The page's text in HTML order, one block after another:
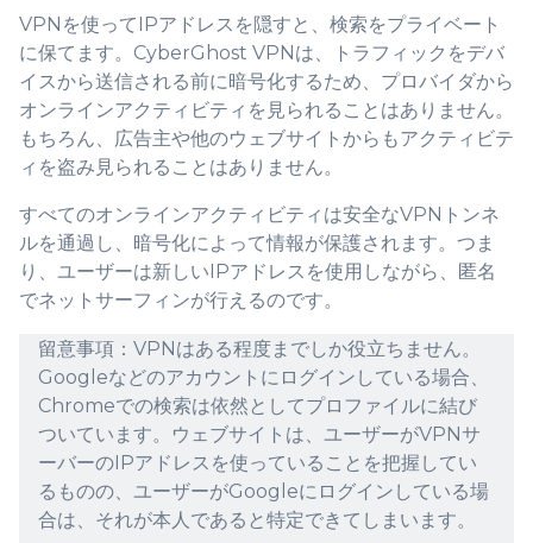
VPNを使ってIPアドレスを隠すと、検索をプライベート
に保てます。CyberGhost VPNは、トラフィックをデバ
イスから送信される前に暗号化するため、プロバイダから
オンラインアクティビティを見られることはありません。
もちろん、広告主や他のウェブサイトからもアクティビテ
ィを盗み見られることはありません。
すべてのオンラインアクティビティは安全なVPNトンネ
ルを通過し、暗号化によって情報が保護されます。つま
り、ユーザーは新しいIPアドレスを使用しながら、匿名
でネットサーフィンが行えるのです。
留意事項：VPNはある程度までしか役立ちません。
Googleなどのアカウントにログインしている場合、
Chromeでの検索は依然としてプロファイルに結び
ついています。ウェブサイトは、ユーザーがVPNサ
ーバーのIPアドレスを使っていることを把握してい
るものの、ユーザーがGoogleにログインしている場
合は、それが本人であると特定できてしまいます。